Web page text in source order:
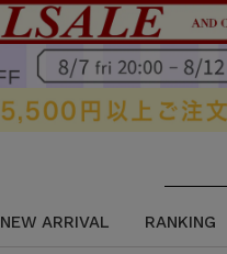
NEW ARRIVAL RANKING